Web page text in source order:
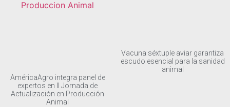
AméricaAgro integra panel de
expertos en II Jornada de
Actualización en Producción
Animal
Vacuna séxtuple aviar garantiza
escudo esencial para la sanidad
animal